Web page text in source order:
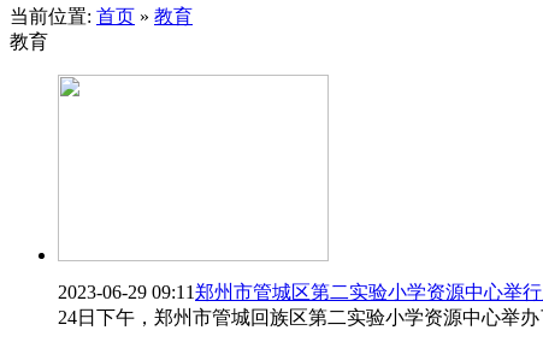
当前位置: 首页 » 教育
教育
2023-06-29 09:11郑州市管城区第二实验小学资源中心举
24日下午，郑州市管城回族区第二实验小学资源中心举